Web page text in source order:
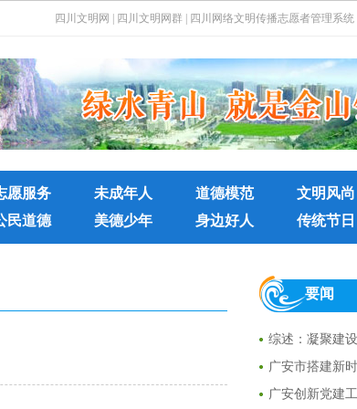
四川文明网 四川文明网群 四川网络文明传播志愿者管理系统
愿服务 未成年人 道德模范 文明风尚
民道德 美德少年 身边好人 传统节日
要闻
综述：凝聚建
广安市搭建新
广安创新党建